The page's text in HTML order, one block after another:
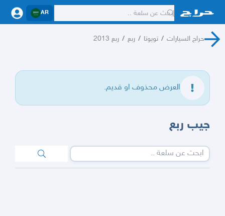
AR
حراج السيارات / تويوتا / ربع / ربع 2013
العرض محذوف او قديم.
جيب ربع